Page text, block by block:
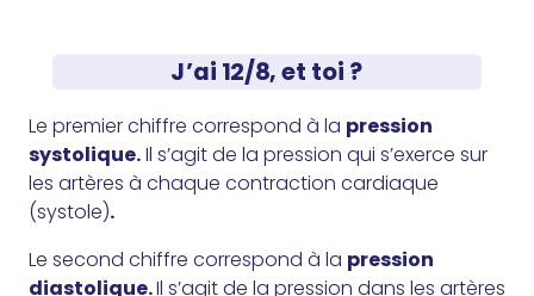
J’ai 12/8, et toi ?
Le premier chiffre correspond à la pression
systolique.Il s’agit de la pression qui s’exerce sur
les artères à chaque contraction cardiaque
(systole).
Le second chiffre correspond à la pression
diastolique.Il s’agit de la pression dans les artères